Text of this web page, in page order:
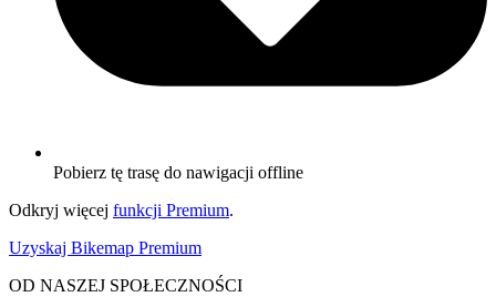
Pobierz tę trasę do nawigacji offline
Odkryj więcej funkcji Premium.
Uzyskaj Bikemap Premium
OD NASZEJ SPOŁECZNOŚCI